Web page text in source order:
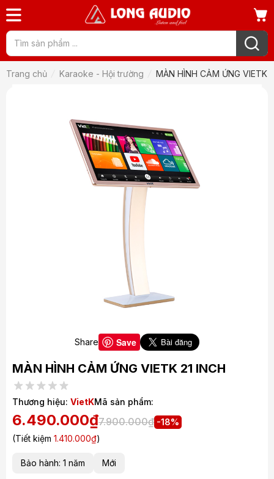
Trang chủ Karaoke - Hội trường MÀN HÌNH CẢM ỨNG VIETK
Share Save
MÀN HÌNH CẢM ỨNG VIETK 21 INCH
Thương hiệu: VietKMã sản phẩm:
6.490.000₫7.900.000₫ -18%
(Tiết kiệm 1.410.000₫)
Bảo hành: 1 năm Mới